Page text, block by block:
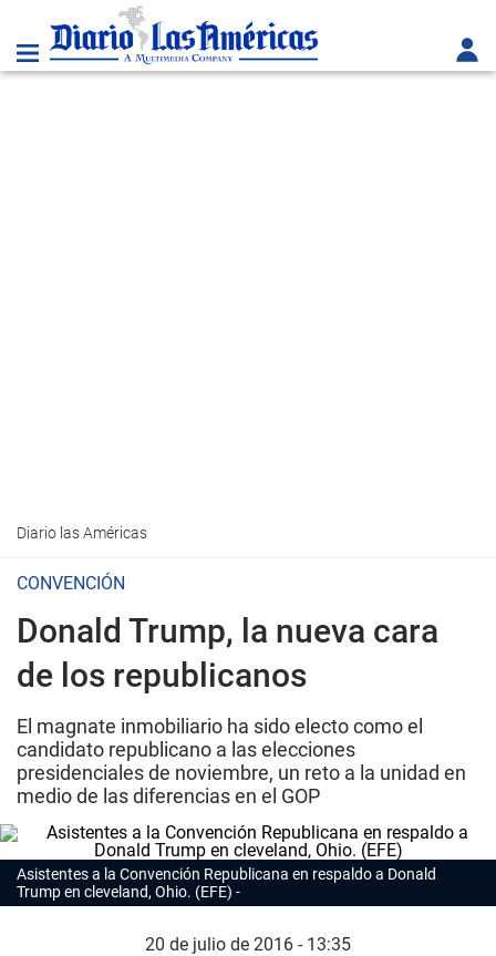
Diario las Américas
CONVENCIÓN
Donald Trump, la nueva cara
de los republicanos
El magnate inmobiliario ha sido electo como el
candidato republicano a las elecciones
presidenciales de noviembre, un reto a la unidad en
medio de las diferencias en el GOP
Asistentes a la Convención Republicana en respaldo a Donald
Trump en cleveland, Ohio. (EFE)
20 de julio de 2016 - 13:35